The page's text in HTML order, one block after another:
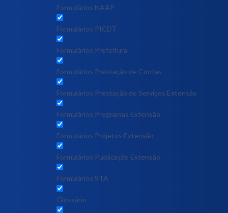
Formulários NAAP
Formulários PICDT
Formulários Prefeitura
Formulários Prestação de Contas
Formulários Prestação de Serviços Extensão
Formulários Programas Extensão
Formulários Projetos Extensão
Formulários Publicação Extensão
Formulários STA
Glossário